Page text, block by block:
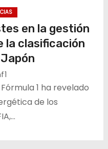
en la gestión
la clasificación
1 ha revelado
de los